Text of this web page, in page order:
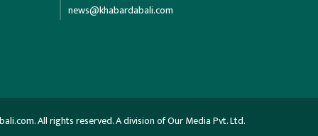
news@khabardabali.com
All rights reserved. A division of Our Media Pvt. Ltd.